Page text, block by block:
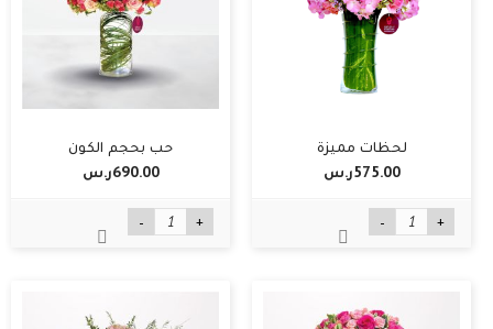
لحظات مميزة
575.00ر.س‏
- +
حب بحجم الكون
690.00ر.س‏
- +